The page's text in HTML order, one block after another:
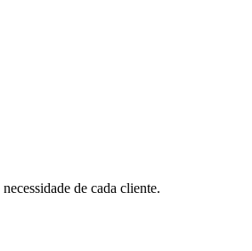
de cada cliente.